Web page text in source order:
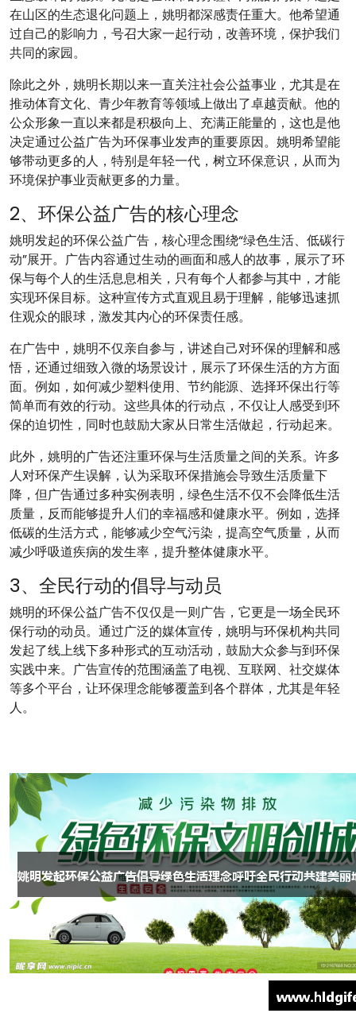
在山区的生态退化问题上，姚明都深感责任重大。他希望通
过自己的影响力，号召大家一起行动，改善环境，保护我们
共同的家园。
除此之外，姚明长期以来一直关注社会公益事业，尤其是在
推动体育文化、青少年教育等领域上做出了卓越贡献。他的
公众形象一直以来都是积极向上、充满正能量的，这也是他
决定通过公益广告为环保事业发声的重要原因。姚明希望能
够带动更多的人，特别是年轻一代，树立环保意识，从而为
环境保护事业贡献更多的力量。
2、环保公益广告的核心理念
姚明发起的环保公益广告，核心理念围绕“绿色生活、低碳行
动”展开。广告内容通过生动的画面和感人的故事，展示了环
保与每个人的生活息息相关，只有每个人都参与其中，才能
实现环保目标。这种宣传方式直观且易于理解，能够迅速抓
住观众的眼球，激发其内心的环保责任感。
在广告中，姚明不仅亲自参与，讲述自己对环保的理解和感
悟，还通过细致入微的场景设计，展示了环保生活的方方面
面。例如，如何减少塑料使用、节约能源、选择环保出行等
简单而有效的行动。这些具体的行动点，不仅让人感受到环
保的迫切性，同时也鼓励大家从日常生活做起，行动起来。
此外，姚明的广告还注重环保与生活质量之间的关系。许多
人对环保产生误解，认为采取环保措施会导致生活质量下
降，但广告通过多种实例表明，绿色生活不仅不会降低生活
质量，反而能够提升人们的幸福感和健康水平。例如，选择
低碳的生活方式，能够减少空气污染，提高空气质量，从而
减少呼吸道疾病的发生率，提升整体健康水平。
3、全民行动的倡导与动员
姚明的环保公益广告不仅仅是一则广告，它更是一场全民环
保行动的动员。通过广泛的媒体宣传，姚明与环保机构共同
发起了线上线下多种形式的互动活动，鼓励大众参与到环保
实践中来。广告宣传的范围涵盖了电视、互联网、社交媒体
等多个平台，让环保理念能够覆盖到各个群体，尤其是年轻
人。